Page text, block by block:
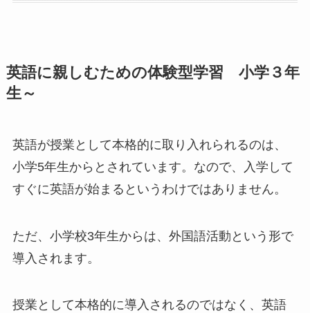
英語に親しむための体験型学習 小学３年
生～
英語が授業として本格的に取り入れられるのは、
小学5年生からとされています。なので、入学して
すぐに英語が始まるというわけではありません。
ただ、小学校3年生からは、外国語活動という形で
導入されます。
授業として本格的に導入されるのではなく、英語